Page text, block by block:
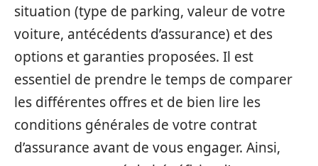
situation (type de parking, valeur de votre
voiture, antécédents d’assurance) et des
options et garanties proposées. Il est
essentiel de prendre le temps de comparer
les différentes offres et de bien lire les
conditions générales de votre contrat
d’assurance avant de vous engager. Ainsi,